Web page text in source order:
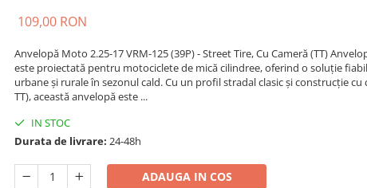
109,00 RON
Anvelopă Moto 2.25-17 VRM-125 (39P) - Street Tire, Cu Cameră (TT)
este proiectată pentru motociclete de mică cilindree, oferind o soluție
urbane și rurale în sezonul cald. Cu un profil stradal clasic și construcție cu
TT), această anvelopă este ...
IN STOC
Durata de livrare: 24-48h
ADAUGA IN COS